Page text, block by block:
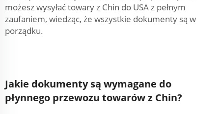
możesz wysyłać towary z Chin do USA z pełnym
zaufaniem, wiedząc, że wszystkie dokumenty są w
porządku.
Jakie dokumenty są wymagane do
płynnego przewozu towarów z Chin?